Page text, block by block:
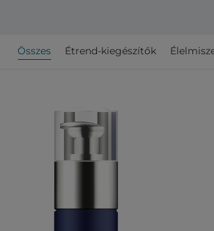
Összes Étrend-kiegészítők